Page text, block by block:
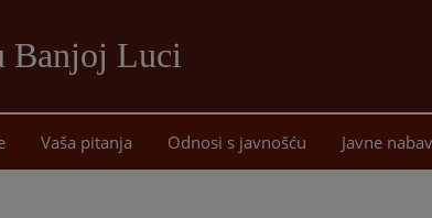
Banjoj Luci
sadržaj
Vaša pitanja Odnosi s javnošću Javne